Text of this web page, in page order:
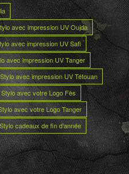
avec impression UV Oujda
avec impression UV Safi
avec impression UV Tanger
Stylo avec impression UV Tétouan
Stylo avec votre Logo Fès
avec votre Logo Tanger
Stylo cadeaux de fin d’année